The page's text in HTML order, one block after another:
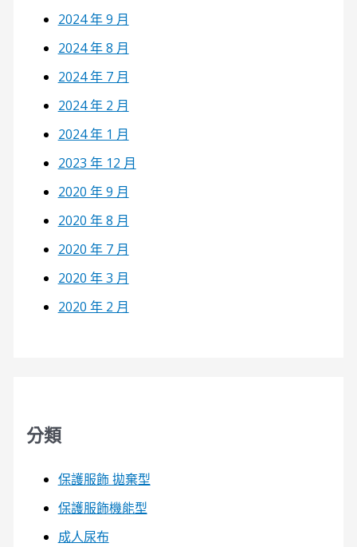
2024 年 9 月
2024 年 8 月
2024 年 7 月
2024 年 2 月
2024 年 1 月
2023 年 12 月
2020 年 9 月
2020 年 8 月
2020 年 7 月
2020 年 3 月
2020 年 2 月
分類
保護服飾 拋棄型
保護服飾機能型
成人尿布